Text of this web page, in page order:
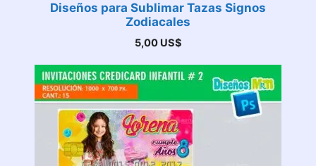
Diseños para Sublimar Tazas Signos
Zodiacales
5,00 US$